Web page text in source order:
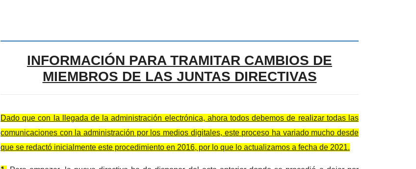
INFORMACIÓN PARA TRAMITAR CAMBIOS DE
MIEMBROS DE LAS JUNTAS DIRECTIVAS
Dado que con la llegada de la administración electrónica, ahora todos debemos de realizar todas las
comunicaciones con la administración por los medios digitales, este proceso ha variado mucho desde
que se redactó inicialmente este procedimiento en 2016, por lo que lo actualizamos a fecha de 2021.